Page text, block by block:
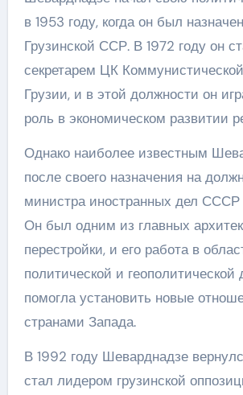
в 1953 году, когда он был
Грузинской ССР. В 1972 году он
секретарем ЦК
Грузии, и в этой должности он
роль в экономическом развитии
Однако наиболее известным
после своего назначения на
министра иностранных дел СССР
Он был одним из главных
перестройки, и его работа в
политической и
помогла установить новые
странами Запада.
В 1992 году Шеварднадзе
стал лидером грузинской